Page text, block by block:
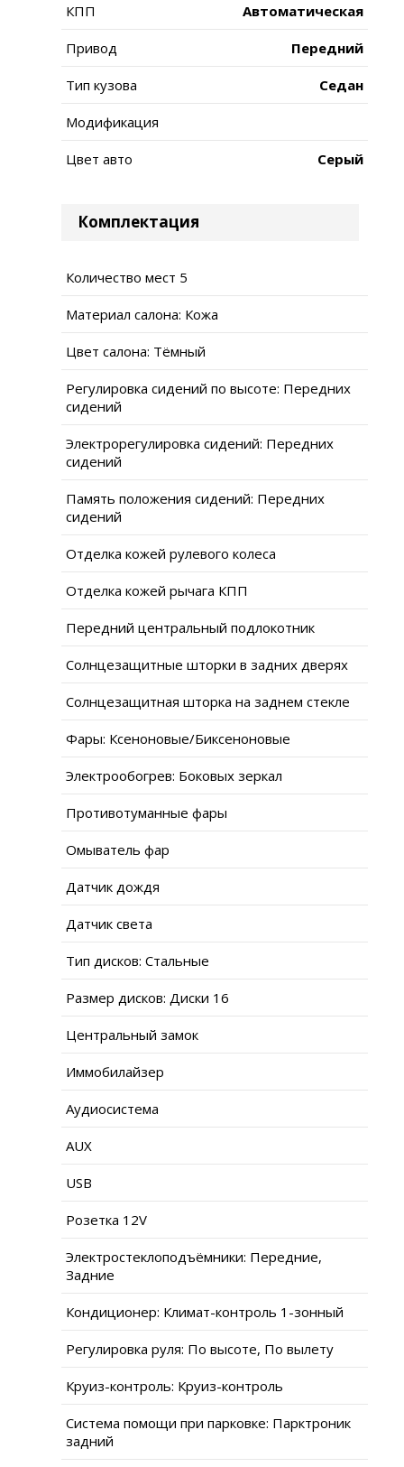
КПП Автоматическая
Привод Передний
Тип кузова Седан
Модификация
Цвет авто Серый
Комплектация
Количество мест 5
Материал салона: Кожа
Цвет салона: Тёмный
Регулировка сидений по высоте: Передних
сидений
Электрорегулировка сидений: Передних
сидений
Память положения сидений: Передних
сидений
Отделка кожей рулевого колеса
Отделка кожей рычага КПП
Передний центральный подлокотник
Солнцезащитные шторки в задних дверях
Солнцезащитная шторка на заднем стекле
Фары: Ксеноновые/Биксеноновые
Электрообогрев: Боковых зеркал
Противотуманные фары
Омыватель фар
Датчик дождя
Датчик света
Тип дисков: Стальные
Размер дисков: Диски 16
Центральный замок
Иммобилайзер
Аудиосистема
AUX
USB
Розетка 12V
Электростеклоподъёмники: Передние,
Задние
Кондиционер: Климат-контроль 1-зонный
Регулировка руля: По высоте, По вылету
Круиз-контроль: Круиз-контроль
Система помощи при парковке: Парктроник
задний